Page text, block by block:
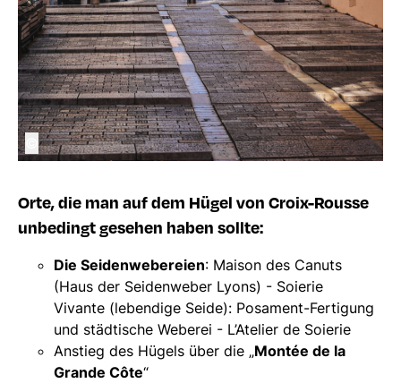
Orte, die man auf dem Hügel von Croix-Rousse
unbedingt gesehen haben sollte:
Die Seidenwebereien: Maison des Canuts
(Haus der Seidenweber Lyons) - Soierie
Vivante (lebendige Seide): Posament-Fertigung
und städtische Weberei - L’Atelier de Soierie
Anstieg des Hügels über die „Montée de la
Grande Côte“